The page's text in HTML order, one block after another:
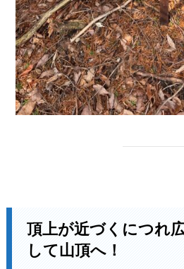
頂上が近づくにつれ
して山頂へ！